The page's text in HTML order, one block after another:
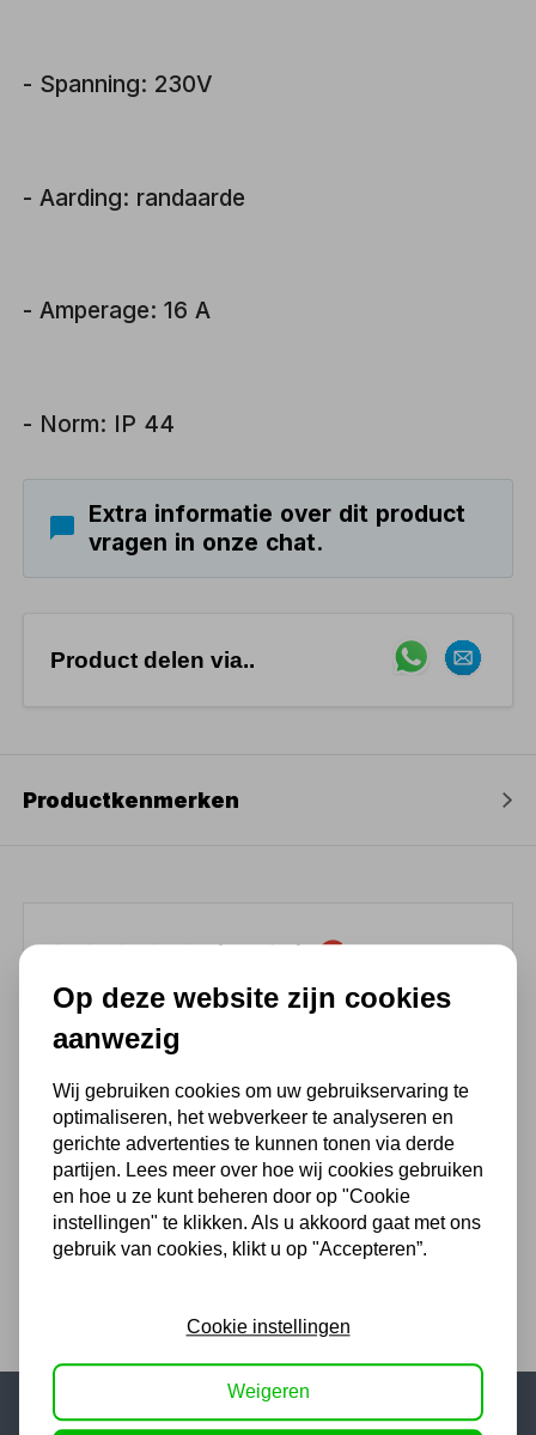
- Spanning: 230V
- Aarding: randaarde
- Amperage: 16 A
- Norm: IP 44
Extra informatie over dit product
vragen in onze chat.
Product delen via..
Productkenmerken
(4,3 / 5 )
Chat met ons van 9:00 tot 21:00 !
Voor 16.00 u besteld, dezelfde dag
verzonden
(Technische) Vragen ? Bel ons +31
548 51 75 75
1.500 m2 winkel in Rijssen !
Twents familiebedrijf sinds 1992 !
Op deze website zijn cookies
aanwezig
Wij gebruiken cookies om uw gebruikservaring te
optimaliseren, het webverkeer te analyseren en
gerichte advertenties te kunnen tonen via derde
partijen. Lees meer over hoe wij cookies gebruiken
en hoe u ze kunt beheren door op "Cookie
instellingen" te klikken. Als u akkoord gaat met ons
gebruik van cookies, klikt u op "Accepteren”.
Cookie instellingen
Weigeren